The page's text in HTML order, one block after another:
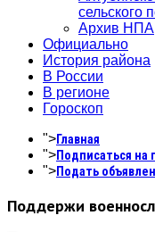
сельского
Архив НПА
Официально
История района
В России
В регионе
Гороскоп
">Главная
">Подписаться на
">Подать
Поддержи